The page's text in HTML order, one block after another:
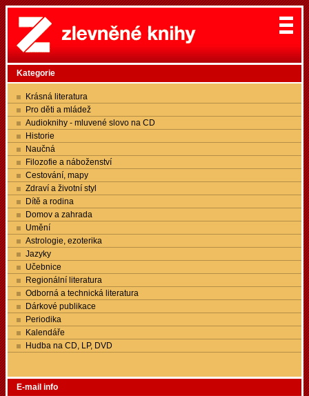
Kategorie
Krásná literatura
Pro děti a mládež
Audioknihy - mluvené slovo na CD
Historie
Naučná
Filozofie a náboženství
Cestování, mapy
Zdraví a životní styl
Dítě a rodina
Domov a zahrada
Umění
Astrologie, ezoterika
Jazyky
Učebnice
Regionální literatura
Odborná a technická literatura
Dárkové publikace
Periodika
Kalendáře
Hudba na CD, LP, DVD
E-mail info